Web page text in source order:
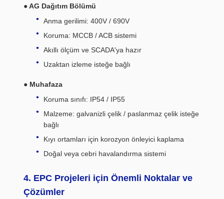
● AG Dağıtım Bölümü
Anma gerilimi: 400V / 690V
Koruma: MCCB / ACB sistemi
Akıllı ölçüm ve SCADA'ya hazır
Uzaktan izleme isteğe bağlı
● Muhafaza
Koruma sınıfı: IP54 / IP55
Malzeme: galvanizli çelik / paslanmaz çelik isteğe
bağlı
Kıyı ortamları için korozyon önleyici kaplama
Doğal veya cebri havalandırma sistemi
4. EPC Projeleri için Önemli Noktalar ve
Çözümler